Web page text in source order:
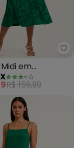
(Verde
em
(Verde)
R$ 159,99